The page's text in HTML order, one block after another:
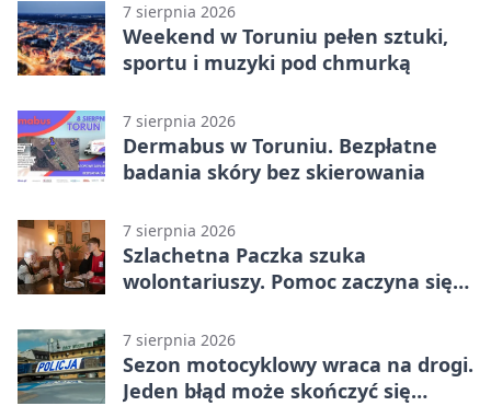
7 sierpnia 2026
Weekend w Toruniu pełen sztuki,
sportu i muzyki pod chmurką
7 sierpnia 2026
Dermabus w Toruniu. Bezpłatne
badania skóry bez skierowania
7 sierpnia 2026
Szlachetna Paczka szuka
wolontariuszy. Pomoc zaczyna się
7 sierpnia 2026
Sezon motocyklowy wraca na drogi.
Jeden błąd może skończyć się